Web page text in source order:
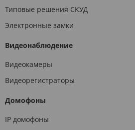
Типовые решения СКУД
Электронные замки
Видеонаблюдение
Видеокамеры
Видеорегистраторы
Домофоны
IP домофоны